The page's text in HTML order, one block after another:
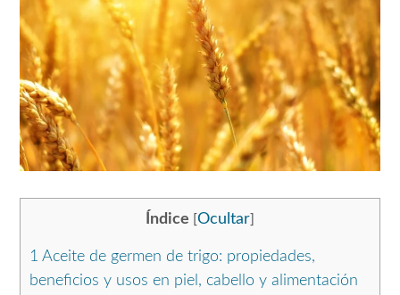
Índice Ocultar
1 Aceite de germen de trigo: propiedades,
beneficios y usos en piel, cabello y alimentación